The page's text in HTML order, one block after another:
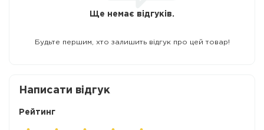
Ще немає відгуків.
Будьте першим, хто залишить відгук про цей товар!
Написати відгук
Рейтинг